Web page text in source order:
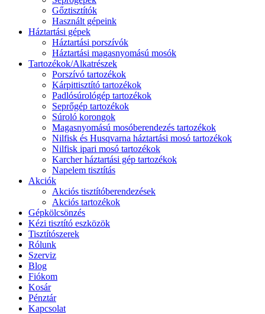
Gőztisztítók
Használt gépeink
Háztartási gépek
Háztartási porszívók
Háztartási magasnyomású mosók
Tartozékok/Alkatrészek
Porszívó tartozékok
Kárpittisztító tartozékok
Padlósúrológép tartozékok
Seprőgép tartozékok
Súroló korongok
Magasnyomású mosóberendezés tartozékok
Nilfisk és Husqvarna háztartási mosó tartozékok
Nilfisk ipari mosó tartozékok
Karcher háztartási gép tartozékok
Napelem tisztítás
Akciók
Akciós tisztítóberendezések
Akciós tartozékok
Gépkölcsönzés
Kézi tisztító eszközök
Tisztítószerek
Rólunk
Szerviz
Blog
Fiókom
Kosár
Pénztár
Kapcsolat